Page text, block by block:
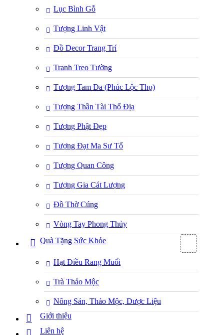
Lục Bình Gỗ
Tượng Linh Vật
Đồ Decor Trang Trí
Tranh Treo Tường
Tượng Tam Đa (Phúc Lộc Thọ)
Tượng Thần Tài Thổ Địa
Tượng Phật Đẹp
Tượng Đạt Ma Sư Tổ
Tượng Quan Công
Tượng Gia Cát Lượng
Đồ Thờ Cúng
Vòng Tay Phong Thủy
Quà Tặng Sức Khỏe
Hạt Điều Rang Muối
Trà Thảo Mộc
Nông Sản, Thảo Mộc, Dược Liệu
Giới thiệu
Liên hệ